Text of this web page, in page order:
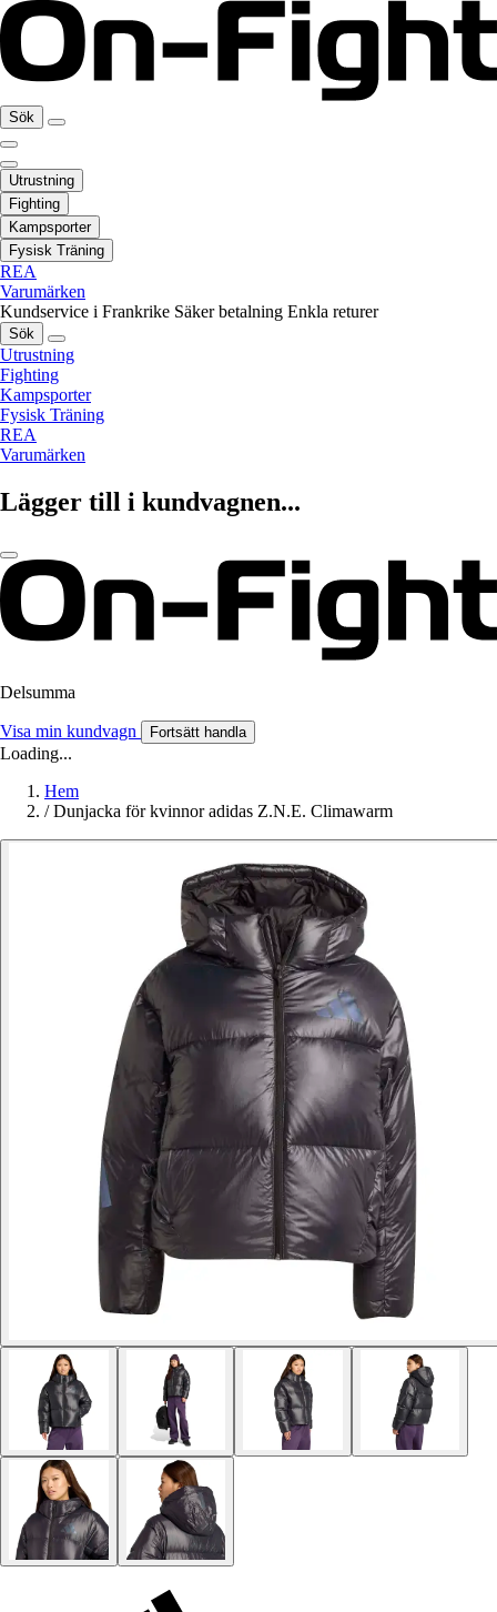
Sök
Utrustning
Fighting
Kampsporter
Fysisk Träning
REA
Varumärken
Kundservice i Frankrike Säker betalning Enkla returer
Sök
Utrustning
Fighting
Kampsporter
Fysisk Träning
REA
Varumärken
Lägger till i kundvagnen...
Delsumma
Visa min kundvagn Fortsätt handla
Loading...
Hem
/ Dunjacka för kvinnor adidas Z.N.E. Climawarm